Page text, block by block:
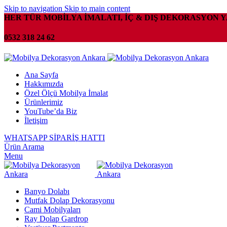
Skip to navigation Skip to main content
HER TÜR MOBİLYA İMALATI, İÇ & DIŞ DEKORASYON
0532 318 24 62
Ana Sayfa
Hakkımızda
Özel Ölçü Mobilya İmalat
Ürünlerimiz
YouTube’da Biz
İletişim
WHATSAPP SİPARİŞ HATTI
Ürün Arama
Menu
Banyo Dolabı
Mutfak Dolap Dekorasyonu
Cami Mobilyaları
Ray Dolap Gardrop